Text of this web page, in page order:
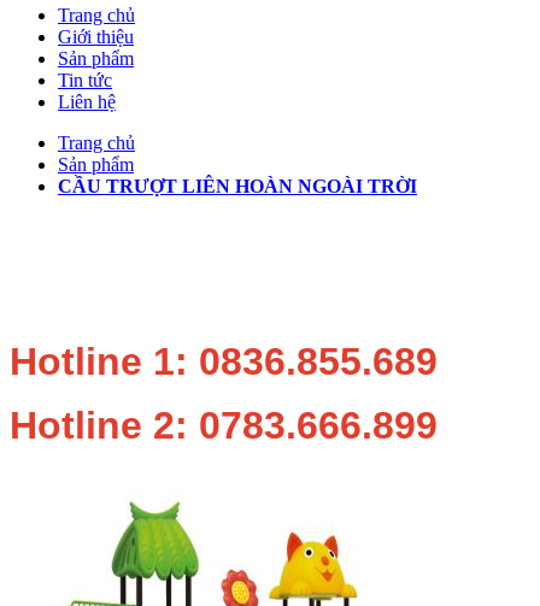
Trang chủ
Giới thiệu
Sản phẩm
Tin tức
Liên hệ
Trang chủ
Sản phẩm
CẦU TRƯỢT LIÊN HOÀN NGOÀI TRỜI
Hotline 1: 0836.855.689
Hotline 2: 0783.666.899